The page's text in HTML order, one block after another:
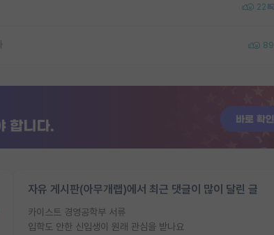
22
89
자유 게시판(아무개랩)에서 최근 댓글이 많이 달린 글
카이스트 경영공학부 서류
입학도 안한 신입생이 원래 관심을 받나요